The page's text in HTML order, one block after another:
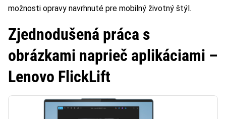
možnosti opravy navrhnuté pre mobilný životný štýl.
Zjednodušená práca s
obrázkami naprieč aplikáciami –
Lenovo FlickLift